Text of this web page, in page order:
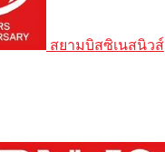
สยามบิสซิเนสนิวส์